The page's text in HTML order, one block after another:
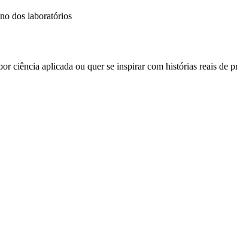
dos laboratórios
ciência aplicada ou quer se inspirar com histórias reais de